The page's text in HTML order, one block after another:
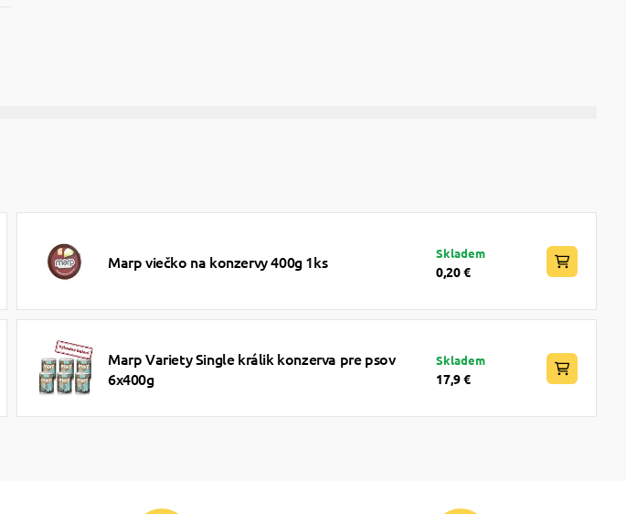
Marp viečko na konzervy 400g 1ks Skladem
0,20 €
Marp Variety Single králik konzerva pre psov
6x400g
Skladem
17,9 €